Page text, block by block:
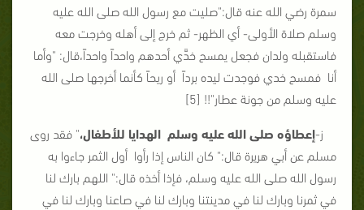
سمرة رضي الله عنه قال:"صليت مع رسول الله صلى الله عليه
وسلم صلاة الأولى- أي الظهر- ثم خرج إلى أهله وخرجت معه
فاستقبله ولدان فجعل يمسح خدَّي أحدهم واحداً واحداً،قال: "وأما
أنا فمسح خدي فوجدت ليده برداً أو ريحاً كأنما أخرجها صلى الله
عليه وسلم من جونة عطار"!! [5]
ز-إعطاؤه صلى الله عليه وسلم الهدايا للأطفال،" فقد روى
مسلم عن أبي هريرة قال:" كان الناس إذا رأوا أول الثمر جاءوا به
رسول الله صلى الله عليه وسلم، فإذا أخذه قال:" اللهم بارك لنا
في ثمرنا وبارك لنا في مدينتنا وبارك لنا في صاعنا وبارك لنا في